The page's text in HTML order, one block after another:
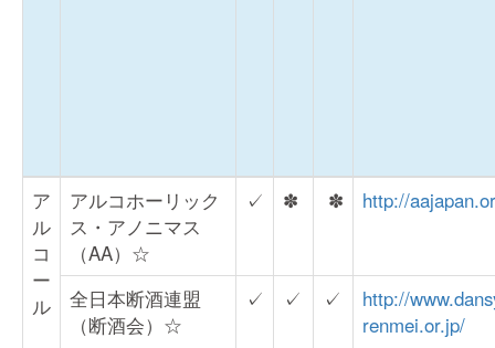
ア
ル
コ
ー
ル
アルコホーリック
ス・アノニマス
（AA）☆
✓ ✽ ✽ http://
全日本断酒連盟
（断酒会）☆
✓ ✓ ✓
http://
renmei.or.jp/